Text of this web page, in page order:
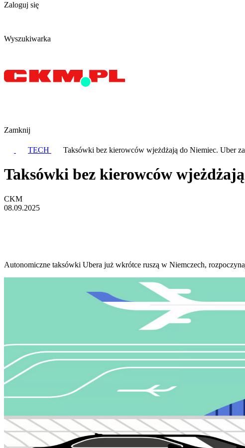
Zaloguj się
Wyszukiwarka
Zamknij
TECH Taksówki bez kierowców wjeżdżają do Niemiec. Uber
Taksówki bez kierowców
CKM
08.09.2025
Autonomiczne taksówki Ubera już wkrótce ruszą w Niemczech,